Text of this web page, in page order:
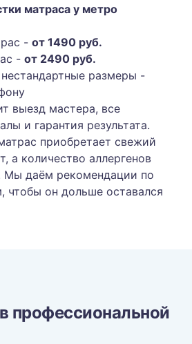
матраса у метро
- от 1490 руб.
- от 2490 руб.
размеры -
выезд мастера, все
и гарантия результата.
приобретает свежий
а количество аллергенов
Мы даём рекомендации по
чтобы он дольше оставался
профессиональной